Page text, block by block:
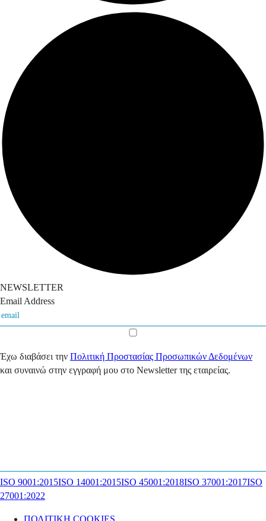
NEWSLETTER
Email Address
Έχω διαβάσει την Πολιτική Προστασίας Προσωπικών Δεδομένων
και συναινώ στην εγγραφή μου στο Newsletter της εταιρείας.
ISO 9001:2015ISO 14001:2015ISO 45001:2018ISO 37001:2017ISO
27001:2022
ΠΟΛΙΤΙΚΗ COOKIES